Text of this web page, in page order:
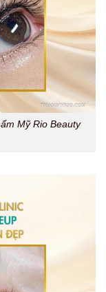
Mỹ Rio Beauty